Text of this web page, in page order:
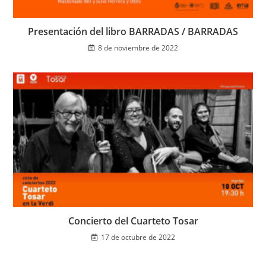
Presentación del libro BARRADAS / BARRADAS
8 de noviembre de 2022
Concierto del Cuarteto Tosar
17 de octubre de 2022